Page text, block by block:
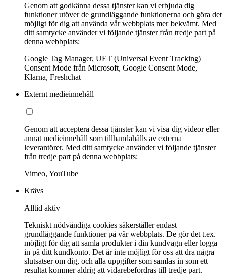
Genom att godkänna dessa tjänster kan vi erbjuda dig
funktioner utöver de grundläggande funktionerna och göra det
möjligt för dig att använda vår webbplats mer bekvämt. Med
ditt samtycke använder vi följande tjänster från tredje part på
denna webbplats:
Google Tag Manager, UET (Universal Event Tracking)
Consent Mode från Microsoft, Google Consent Mode,
Klarna, Freshchat
Externt medieinnehåll
Genom att acceptera dessa tjänster kan vi visa dig videor eller
annat medieinnehåll som tillhandahålls av externa
leverantörer. Med ditt samtycke använder vi följande tjänster
från tredje part på denna webbplats:
Vimeo, YouTube
Krävs
Alltid aktiv
Tekniskt nödvändiga cookies säkerställer endast
grundläggande funktioner på vår webbplats. De gör det t.ex.
möjligt för dig att samla produkter i din kundvagn eller logga
in på ditt kundkonto. Det är inte möjligt för oss att dra några
slutsatser om dig, och alla uppgifter som samlas in som ett
resultat kommer aldrig att vidarebefordras till tredje part.